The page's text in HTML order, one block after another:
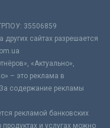
35506859
сайтах разрешается
«Актуально»,
– это реклама в
содержание рекламы
рекламой банковских
и услугах можно